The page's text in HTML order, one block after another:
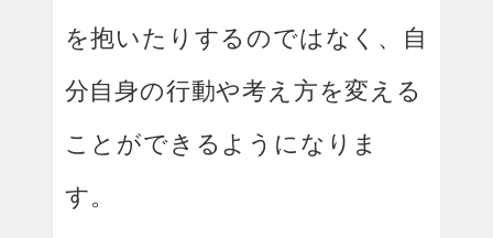
を抱いたりするのではなく、自
分自身の行動や考え方を変える
ことができるようになりま
す。